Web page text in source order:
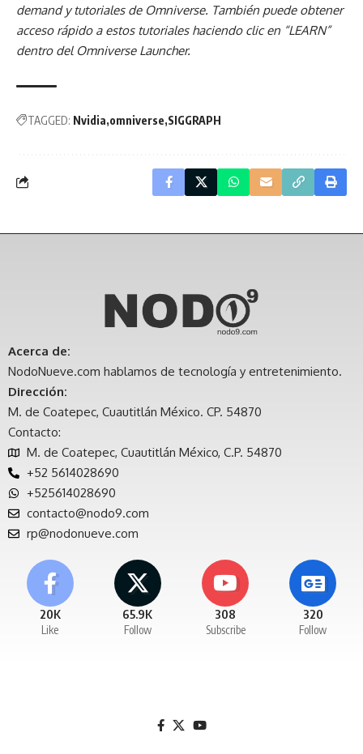
demandytutoriales de Omniverse. También puede obtener
acceso rápido a estos tutoriales haciendo clic en “LEARN”
dentro del Omniverse Launcher.
TAGGED: Nvidia omniverse SIGGRAPH
Acerca de:
NodoNueve.com hablamos de tecnología y entretenimiento.
Dirección:
M. de Coatepec, Cuautitlán México. CP. 54870
Contacto:
M. de Coatepec, Cuautitlán México, C.P. 54870
+52 5614028690
+525614028690
contacto@nodo9.com
rp@nodonueve.com
20K
Like
65.9K
Follow
308
Subscribe
320
Follow